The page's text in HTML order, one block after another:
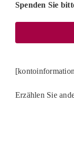
Spenden Sie
Erzählen Sie